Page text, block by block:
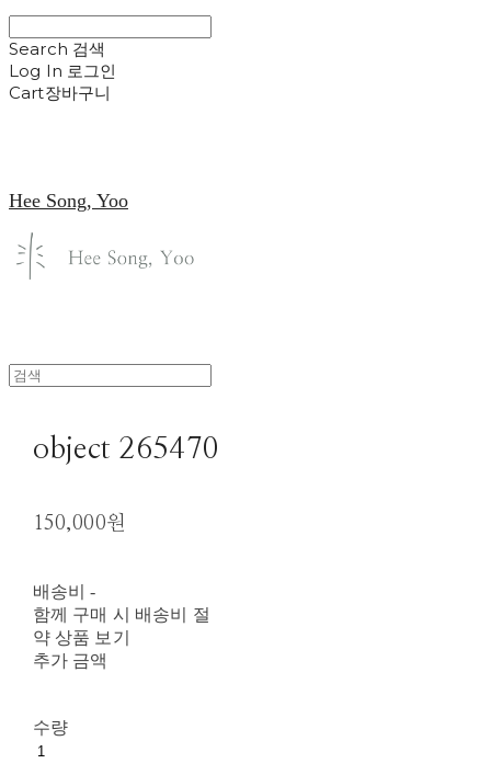
Search 검색
Log In 로그인
Cart장바구니
Hee Song, Yoo
object 265470
150,000원
배송비-
함께 구매 시 배송비 절
약 상품 보기
추가 금액
수량